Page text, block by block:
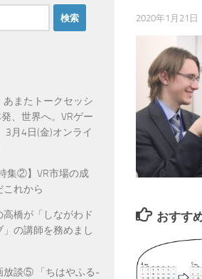
2020年1月21日
おすす
あまたトークセッシ
、世界へ。VRゲー
3月4日(金)オンライ
特集②】VR市場の成
これから
橋が「しながわド
」の講師を務めまし
放談⑤ 「ちはやふる-